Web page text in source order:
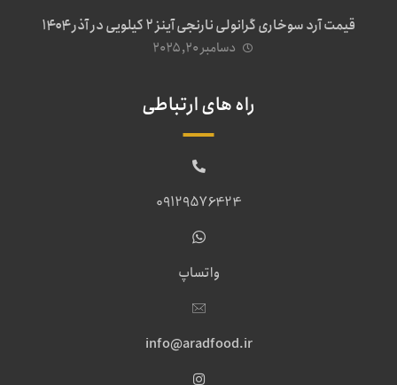
قیمت آرد سوخاری گرانولی نارنجی آینز ۲ کیلویی در آذر ۱۴۰۴
دسامبر ۲۰, ۲۰۲۵
راه های ارتباطی
09129576424
واتساپ
info@aradfood.ir